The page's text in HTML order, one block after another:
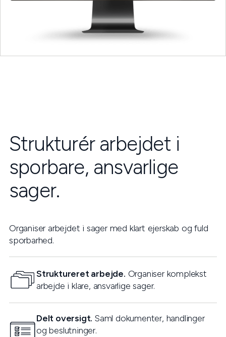
Strukturér arbejdet i
sporbare, ansvarlige
sager.
Organiser arbejdet i sager med klart ejerskab og fuld
sporbarhed.
Struktureret arbejde. Organiser komplekst
arbejde i klare, ansvarlige sager.
Delt oversigt. Saml dokumenter, handlinger
og beslutninger.